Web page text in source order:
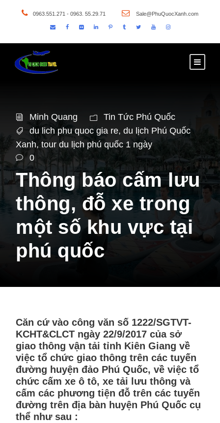
0963.551.271 - 0963. 55.29.71 Sale@PhuQuocXanh.com
Minh Quang
Tin Tức Phú Quốc
du lich phu quoc gia re, du lịch Phú Quốc
Xanh, tour du lịch phú quốc 1 ngày
0
Thông báo cấm lưu
thông, đỗ xe trong
một số khu vực tại
phú quốc
Căn cứ vào công văn số 1222/SGTVT-
KCHT&CLCT ngày 22/9/2017 của sở
giao thông vận tải tỉnh Kiên Giang về
việc tổ chức giao thông trên các tuyến
đường huyện đảo Phú Quốc, về việc tổ
chức cấm xe ô tô, xe tải lưu thông và
cấm các phương tiện đỗ trên các tuyến
đường trên địa bàn huyện Phú Quốc cụ
thể như sau :